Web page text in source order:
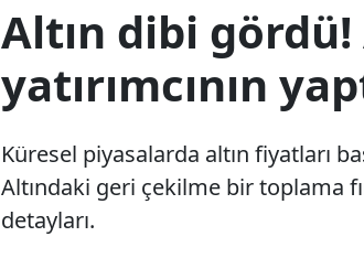
Altın dibi gördü!
yatırımcının
Küresel piyasalarda altın fiyatları
Altındaki geri çekilme bir toplama
detayları.